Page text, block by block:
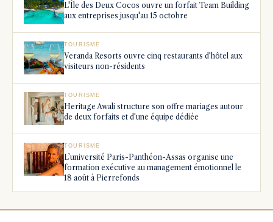
L'Île des Deux Cocos ouvre un forfait Team Building
aux entreprises jusqu'au 15 octobre
TOURISME
Veranda Resorts ouvre cinq restaurants d'hôtel aux
visiteurs non-résidents
TOURISME
Heritage Awali structure son offre mariages autour
de deux forfaits et d'une équipe dédiée
TOURISME
L’université Paris-Panthéon-Assas organise une
formation exécutive au management émotionnel le
18 août à Pierrefonds